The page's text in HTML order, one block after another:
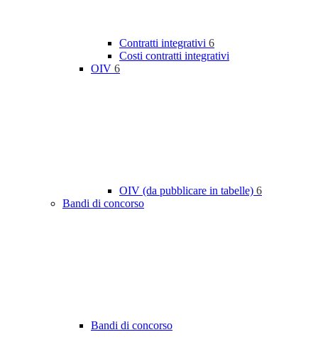
Contratti integrativi 6
Costi contratti integrativi
OIV 6
OIV (da pubblicare in tabelle) 6
Bandi di concorso
Bandi di concorso